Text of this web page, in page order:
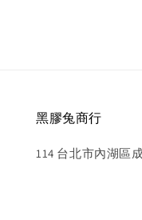
黑膠兔商行
114 台北市內湖區